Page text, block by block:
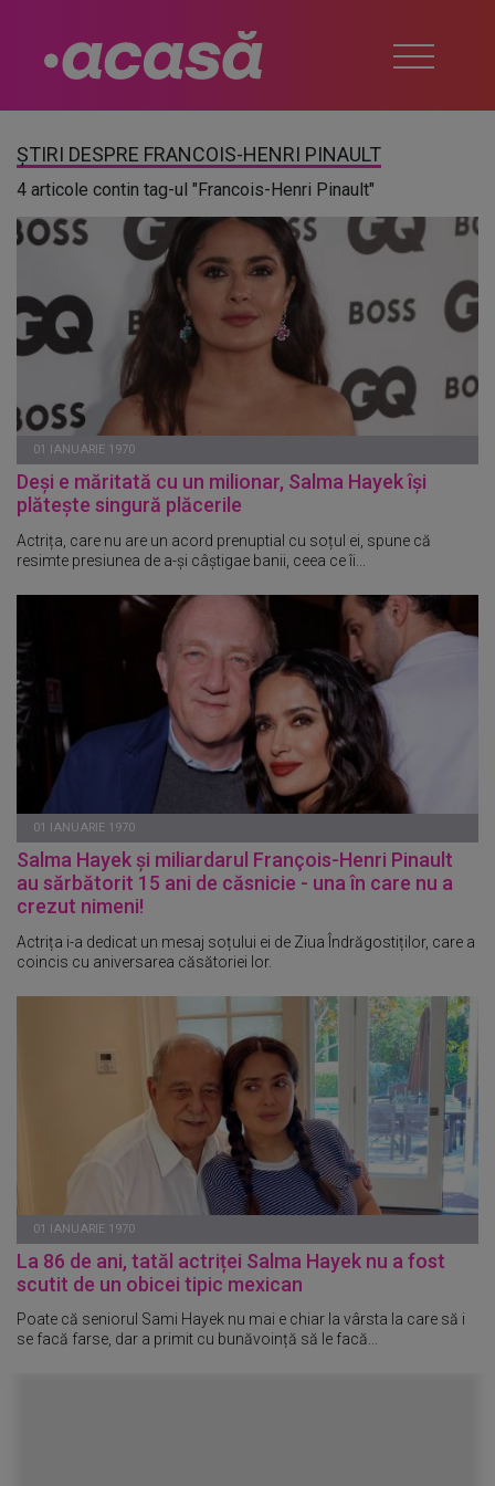
ȘTIRI DESPRE FRANCOIS-HENRI PINAULT
4 articole contin tag-ul "Francois-Henri Pinault"
01 IANUARIE 1970
Deși e măritată cu un milionar, Salma Hayek își
plătește singură plăcerile
Actrița, care nu are un acord prenuptial cu soțul ei, spune că
resimte presiunea de a-și câștigae banii, ceea ce îi...
01 IANUARIE 1970
Salma Hayek și miliardarul François-Henri Pinault
au sărbătorit 15 ani de căsnicie - una în care nu a
crezut nimeni!
Actrița i-a dedicat un mesaj soțului ei de Ziua Îndrăgostiților, care a
coincis cu aniversarea căsătoriei lor.
01 IANUARIE 1970
La 86 de ani, tatăl actriței Salma Hayek nu a fost
scutit de un obicei tipic mexican
Poate că seniorul Sami Hayek nu mai e chiar la vârsta la care să i
se facă farse, dar a primit cu bunăvoință să le facă...